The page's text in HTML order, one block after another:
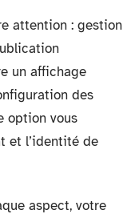
attention : gestion
un affichage
des
option vous
et l’identité de
aspect, votre